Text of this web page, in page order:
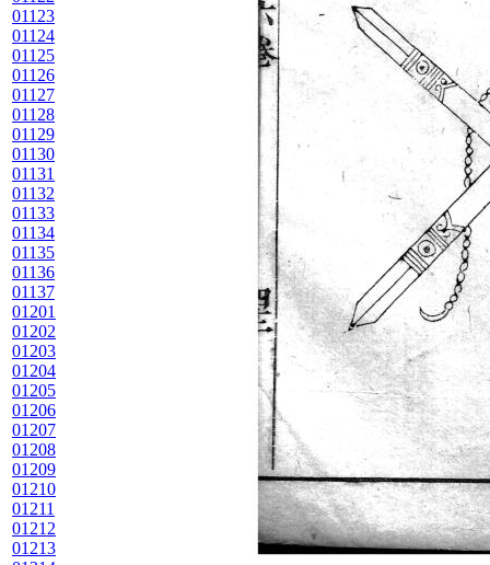
01123
01124
01125
01126
01127
01128
01129
01130
01131
01132
01133
01134
01135
01136
01137
01201
01202
01203
01204
01205
01206
01207
01208
01209
01210
01211
01212
01213